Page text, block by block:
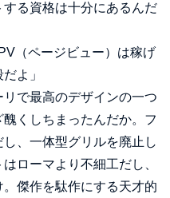
る資格は十分にあるんだ
（ページビュー）は稼げ
よ」
リで最高のデザインの一つ
くしちまったんだか。フ
、一体型グリルを廃止し
ローマより不細工だし、
傑作を駄作にする天才的